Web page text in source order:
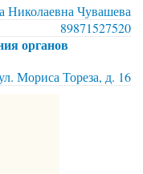
Николаевна Чувашева
89871527520
органов
Мориса Тореза, д. 16